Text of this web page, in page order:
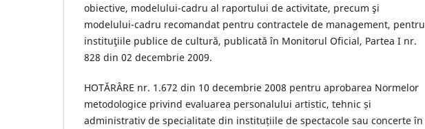
obiective, modelului-cadru al raportului de activitate, precum şi
modelului-cadru recomandat pentru contractele de management, pentru
instituţiile publice de cultură, publicată în Monitorul Oficial, Partea I nr.
828 din 02 decembrie 2009.
HOTĂRÂRE nr. 1.672 din 10 decembrie 2008 pentru aprobarea Normelor
metodologice privind evaluarea personalului artistic, tehnic și
administrativ de specialitate din instituțiile de spectacole sau concerte în